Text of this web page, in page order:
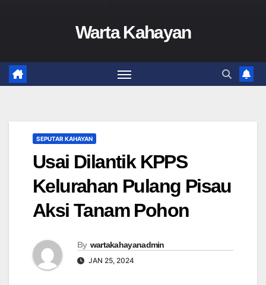
Warta Kahayan
SEPUTAR KAHAYAN
Usai Dilantik KPPS
Kelurahan Pulang Pisau
Aksi Tanam Pohon
By wartakahayanadmin
JAN 25, 2024